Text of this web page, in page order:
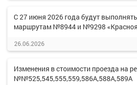
С 27 июня 2026 года будут
маршрутам №8944 и №9298
26.06.2026
Изменения в стоимости проезда на
№№525,545,555,559,586А,588А,589А